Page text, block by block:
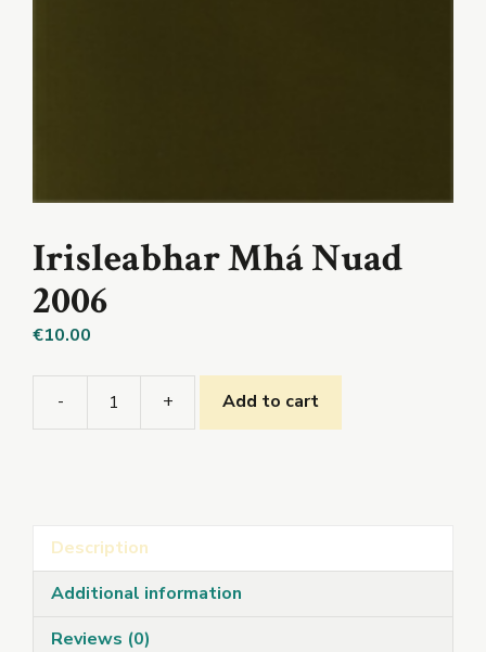
Irisleabhar Mhá Nuad
2006
€10.00
-
Irisleabhar
+ Add to cart
Description
Additional information
Reviews (0)